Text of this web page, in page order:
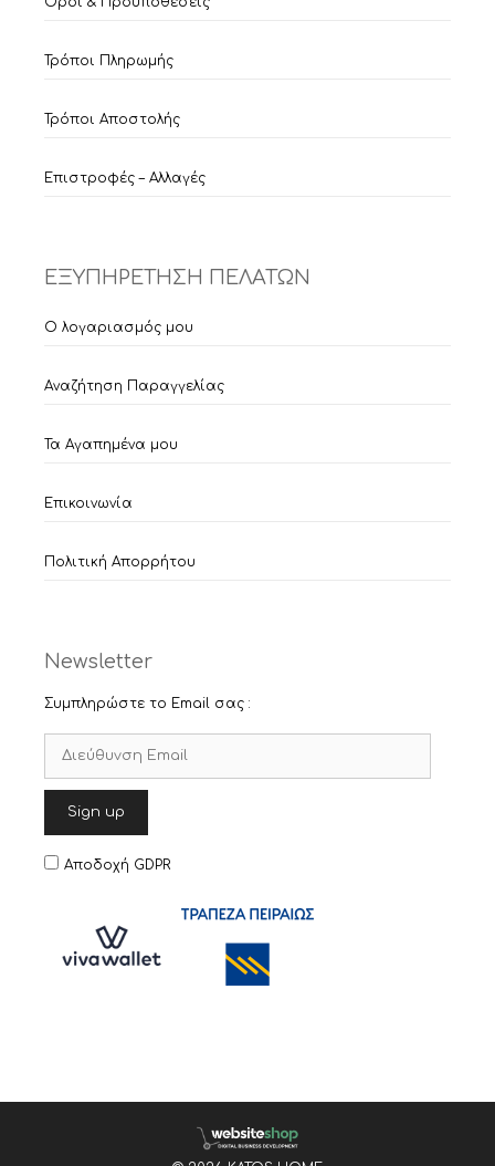
Τρόποι Πληρωμής
Τρόποι Αποστολής
Επιστροφές – Αλλαγές
ΕΞΥΠΗΡΕΤΗΣΗ ΠΕΛΑΤΩΝ
Ο λογαριασμός μου
Αναζήτηση Παραγγελίας
Τα Αγαπημένα μου
Επικοινωνία
Πολιτική Απορρήτου
Newsletter
Συμπληρώστε το Email σας :
Αποδοχή GDPR